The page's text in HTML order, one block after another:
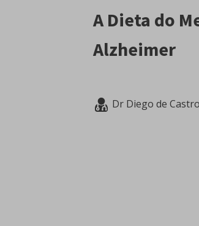
A Dieta do
Alzheimer
Dr Diego de Castro